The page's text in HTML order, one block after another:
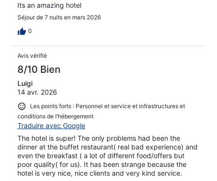
Its an amazing hotel
Séjour de 7 nuits en mars 2026
0
Avis vérifié
8/10 Bien
Luigi
14 avr. 2026
Les points forts : Personnel et service et infrastructures et
conditions de l’hébergement
Traduire avec Google
The hotel is super! The only problems had been the
dinner at the buffet restaurant( real bad experience) and
even the breakfast ( a lot of different food/offers but
poor quality( for us). It has been strange because the
hotel is very nice, nice clients and very kind service.